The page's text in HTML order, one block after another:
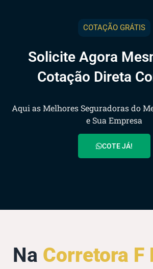
COTAÇÃO GRÁTIS
Solicite Agora
Cotação Direta
Aqui as Melhores Seguradoras do
e Sua Empresa
COTE JÁ!
Na Corretora F